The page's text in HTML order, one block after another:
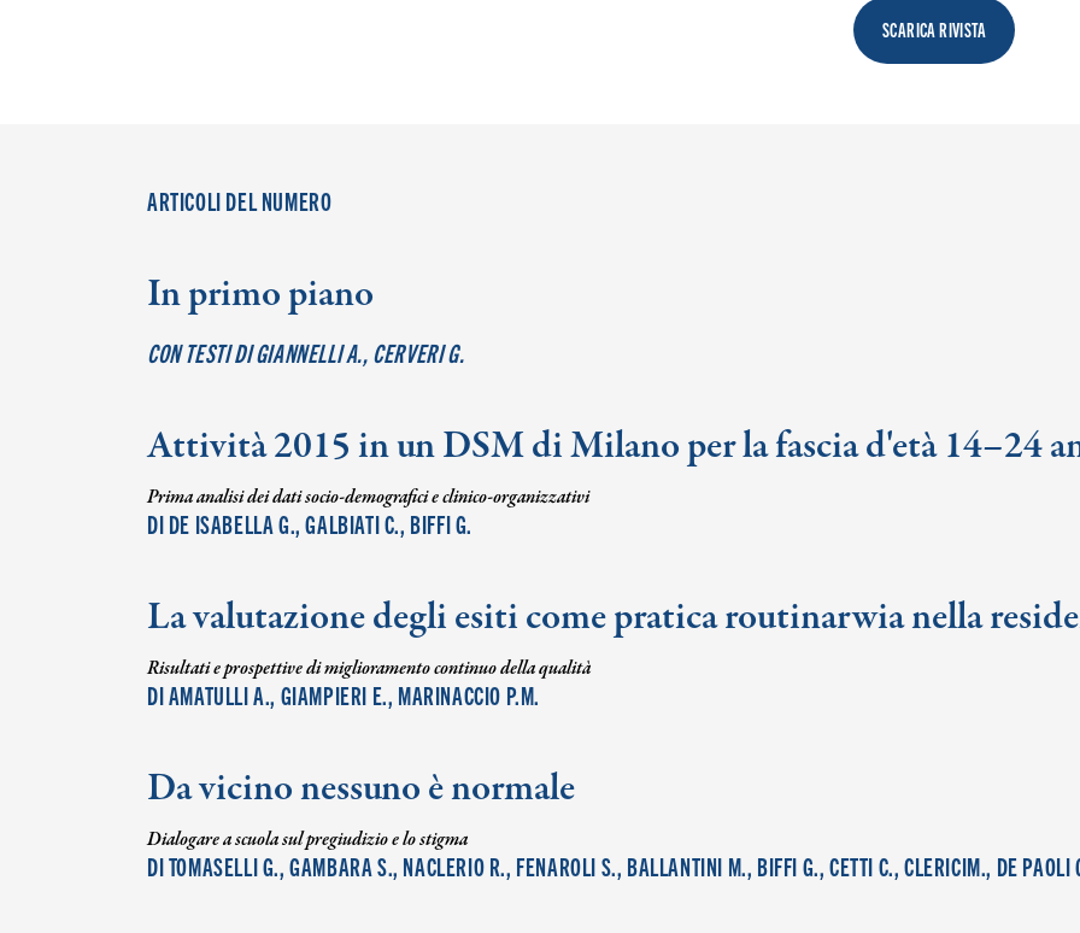
SCARICA RIVISTA
ARTICOLI DEL NUMERO
In primo piano
CON TESTI DI GIANNELLI A., CERVERI G.
Attività 2015 in un DSM di Milano per la fascia d'età 14–24
Prima analisi dei dati socio-demografici e clinico-organizzativi
DI DE ISABELLA G., GALBIATI C., BIFFI G.
La valutazione degli esiti come pratica routinarwia nella
Risultati e prospettive di miglioramento continuo della qualità
DI AMATULLI A., GIAMPIERI E., MARINACCIO P.M.
Da vicino nessuno è normale
Dialogare a scuola sul pregiudizio e lo stigma
DI TOMASELLI G., GAMBARA S., NACLERIO R., FENAROLI S., BALLANTINI M., BIFFI G., CETTI C., CLERICIM., DE